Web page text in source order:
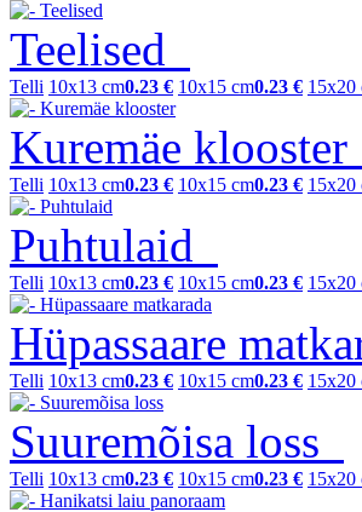
Teelised
Telli 10x13 cm0.23 € 10x15 cm0.23 € 15x20
Kuremäe klooster
Telli 10x13 cm0.23 € 10x15 cm0.23 € 15x20
Puhtulaid
Telli 10x13 cm0.23 € 10x15 cm0.23 € 15x20
Hüpassaare
Telli 10x13 cm0.23 € 10x15 cm0.23 € 15x20
Suuremõisa loss
Telli 10x13 cm0.23 € 10x15 cm0.23 € 15x20